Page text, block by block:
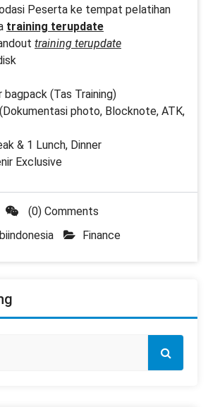
Peserta ke tempat pelatihan
training terupdate
training terupdate
bagpack (Tas Training)
photo, Blocknote, ATK,
& 1 Lunch, Dinner
Exclusive
(0) Comments
Finance